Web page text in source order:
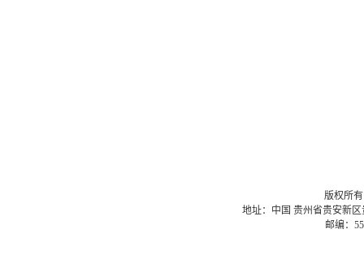
版权所
地址：中国 贵州省贵安新区
邮编：